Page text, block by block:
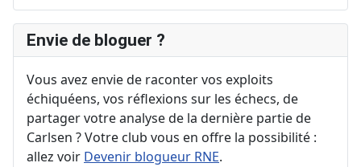
Envie de bloguer ?
Vous avez envie de raconter vos exploits
échiquéens, vos réflexions sur les échecs, de
partager votre analyse de la dernière partie de
Carlsen ? Votre club vous en offre la possibilité :
allez voir Devenir blogueur RNE.